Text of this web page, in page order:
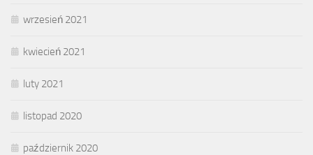
wrzesień 2021
kwiecień 2021
luty 2021
listopad 2020
październik 2020